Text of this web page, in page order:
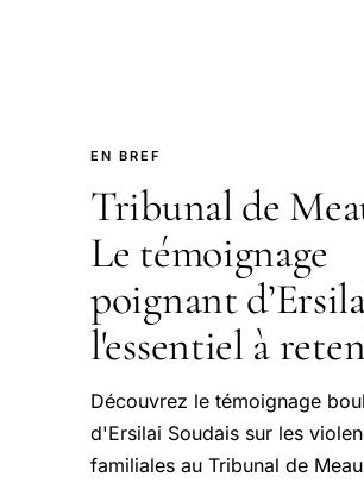
EN BREF
Tribunal de
Le témoignage
poignant
l'essentiel à
Découvrez le témoignage
d'Ersilai Soudais sur les
familiales au Tribunal de